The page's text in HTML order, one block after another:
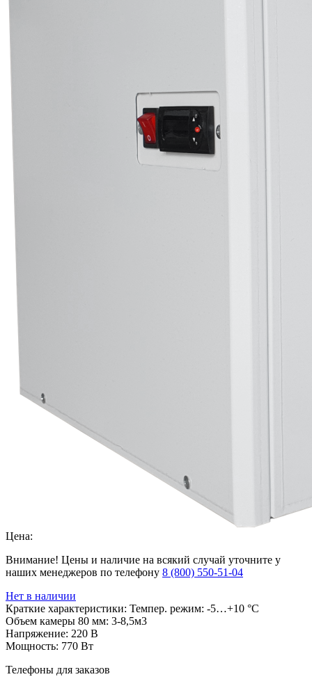
Цена:
Внимание! Цены и наличие на всякий случай уточните у
наших менеджеров по телефону 8 (800) 550-51-04
Нет в наличии
Краткие характеристики: Темпер. режим: -5…+10 °C
Объем камеры 80 мм: 3-8,5м3
Напряжение: 220 В
Мощность: 770 Вт
Телефоны для заказов